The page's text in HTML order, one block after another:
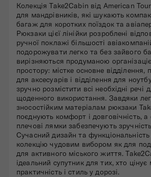
Колекція Take2Cabin від American
для мандрівників, які шукають
багаж для коротких поїздок та
Рюкзаки цієї лінійки розроблені
ручної поклажі більшості
подорожувати легко та без зайвого
вирізняються продуманою
простору: містке основне відділення,
для аксесуарів і відділення для
зручно розмістити всі необхідні речі
щоденного використання. Завдяки
зносостійким матеріалам рюкзаки
поєднують комфорт і довговічність, а
плечові лямки забезпечують
Сучасний дизайн та
колекцію чудовим вибором як для
для активного міського життя.
ідеальний супутник для тих, хто цінує
практичність і стиль у дорозі.